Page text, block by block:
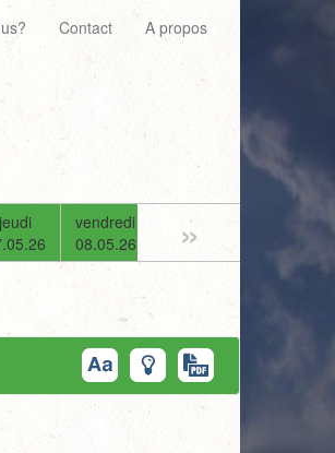
Contact A propos
jeudi
vendredi
08.05.26
09.05.26
dimanche
»